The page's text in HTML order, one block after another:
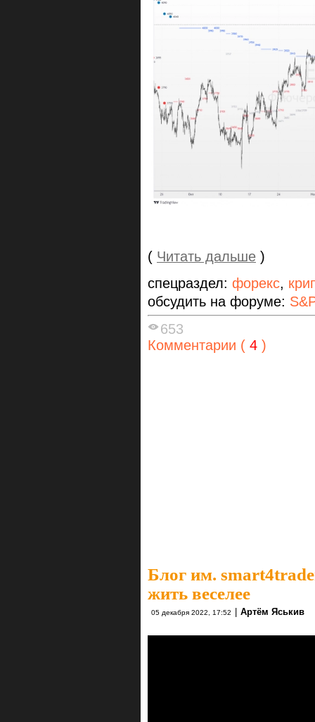
( Читать дальше )
спецраздел: форекс,
обсудить на форуме:
653
Комментарии ( 4 )
Блог им.
жить веселее
05 декабря 2022, 17:52 | Артём Яськив